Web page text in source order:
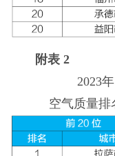
附表 2
2023
空气质量排